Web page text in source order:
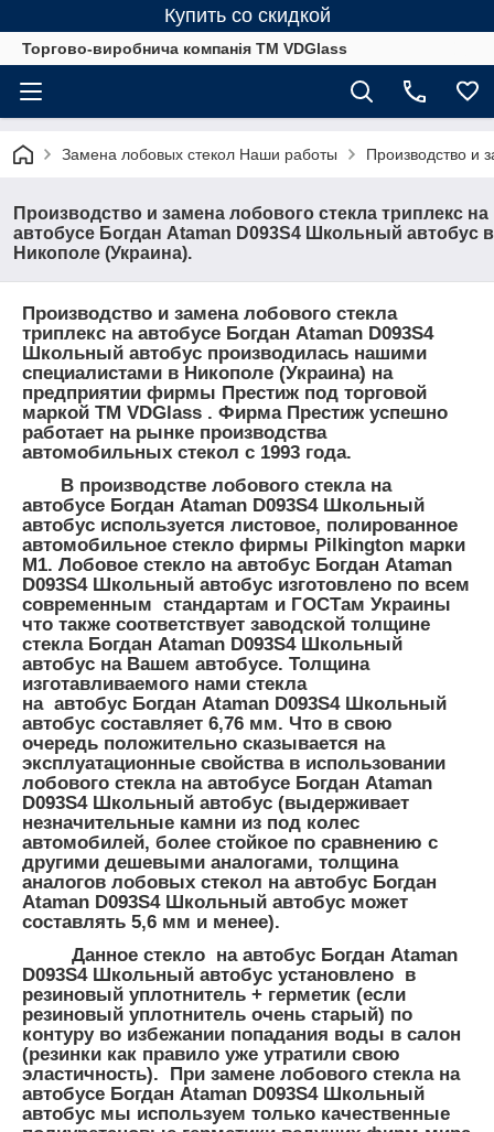
Купить со скидкой
Торгово-виробнича компанія ТМ VDGlass
Замена лобовых стекол Наши работы Производство и
Производство и замена лобового стекла триплекс на
автобусе Богдан Ataman D093S4 Школьный автобус в
Никополе (Украина).
Производство и замена лобового стекла
триплекс на автобусе Богдан Ataman D093S4
Школьный автобус производилась нашими
специалистами в Никополе (Украина) на
предприятии фирмы Престиж под торговой
маркой ТМ VDGlass . Фирма Престиж успешно
работает на рынке производства
автомобильных стекол с 1993 года.
В производстве лобового стекла на
автобусе Богдан Ataman D093S4 Школьный
автобус используется листовое, полированное
автомобильное стекло фирмы Pilkington марки
М1. Лобовое стекло на автобус Богдан Ataman
D093S4 Школьный автобус изготовлено по всем
современным стандартам и ГОСТам Украины
что также соответствует заводской толщине
стекла Богдан Ataman D093S4 Школьный
автобус на Вашем автобусе. Толщина
изготавливаемого нами стекла
на автобус Богдан Ataman D093S4 Школьный
автобус составляет 6,76 мм. Что в свою
очередь положительно сказывается на
эксплуатационные свойства в использовании
лобового стекла на автобусе Богдан Ataman
D093S4 Школьный автобус (выдерживает
незначительные камни из под колес
автомобилей, более стойкое по сравнению с
другими дешевыми аналогами, толщина
аналогов лобовых стекол на автобус Богдан
Ataman D093S4 Школьный автобус может
составлять 5,6 мм и менее).
Данное стекло на автобус Богдан Ataman
D093S4 Школьный автобус установлено в
резиновый уплотнитель + герметик (если
резиновый уплотнитель очень старый) по
контуру во избежании попадания воды в салон
(резинки как правило уже утратили свою
эластичность). При замене лобового стекла на
автобусе Богдан Ataman D093S4 Школьный
автобус мы используем только качественные